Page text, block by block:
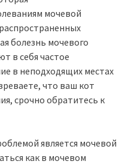
мочевой
болезнь мочевого
в себя частое
в неподходящих местах
что ваш кот
срочно обратитесь к
является мочевой
как в мочевом